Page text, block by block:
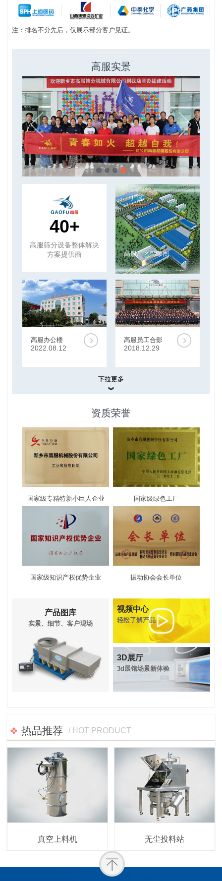
注：排名不分先后，仅展示部分客户见证。
高服实景
40+
高服筛分设备整体解决
方案提供商
高服厂区鸟瞰图
厂区
高服办公楼
2022.08.12
高服员工合影
2018.12.29
高服展厅 2020.11.21
2020.11.21
展厅夜景
2017.10.16
单机展厅
活动
2021.07.24 2022.06.01
下拉更多
资质荣誉
国家级专精特新小巨人企业 国家级绿色工厂
国家级知识产权优势企业 振动协会会长单位
产品图库
实景、细节、客户现场
视频中心
轻松了解产品
3D展厅
3d展馆场景新体验
热品推荐 / HOT PRODUCT
真空上料机 无尘投料站